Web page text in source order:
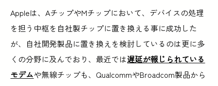
Appleは、AチップやMチップにおいて、デバイスの処理
を担う中枢を自社製チップに置き換える事に成功した
が、自社開発製品に置き換えを検討しているのは更に多
くの分野に及んでおり、最近では遅延が報じられている
モデムや無線チップも、QualcommやBroadcom製品から